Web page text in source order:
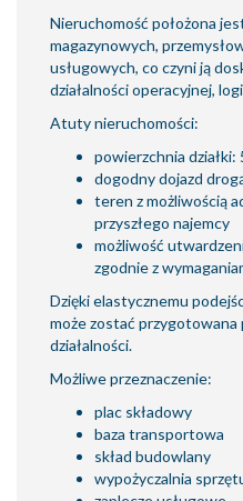
Nieruchomość położona
magazynowych,
usługowych, co czyni ją
działalności operacyjnej,
Atuty nieruchomości:
powierzchnia działki:
dogodny dojazd
teren z możliwością
przyszłego najemcy
możliwość
zgodnie z
Dzięki elastycznemu
może zostać
działalności.
Możliwe przeznaczenie:
plac składowy
baza transportowa
skład budowlany
wypożyczalnia